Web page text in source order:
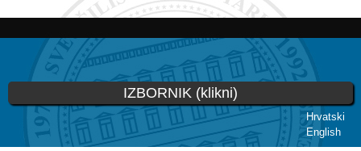
Skoči
glavni
sadržaj
Hrvatski
English
IZBORNIK (klikni)